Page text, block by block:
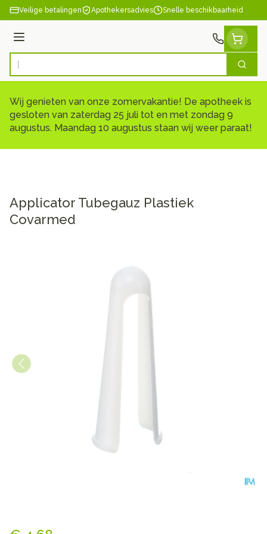
Ga naar de inhoud
Veilige betalingen Apothekersadvies Snelle beschikbaarheid
Menu
Product, merk, categorie... Zoek
Wij genieten van onze zomervakantie! De apotheek is
gesloten van zaterdag 25 juli tot en met zondag 9
augustus. Maandag 10 augustus staan wij weer paraat!
Applicator Tubegauz Plastiek
Covarmed